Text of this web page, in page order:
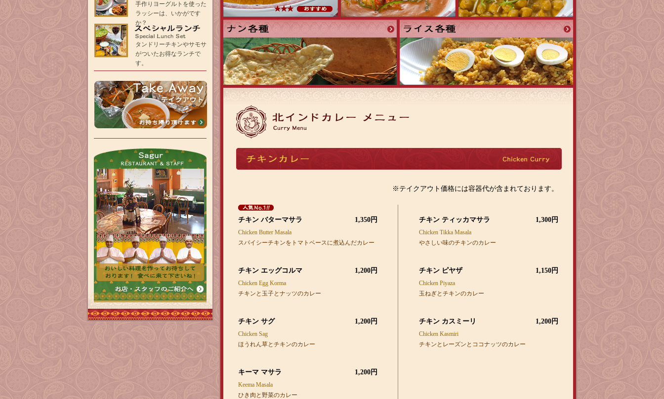
ド
カ
ル
カ
ー
ナ
ン
ラ
イ
ス
カ
レ
※テイクアウト価格には容器代が含まれております。
チキン バターマサラ 1,350円
Chicken Butter Masala
スパイシーチキンをトマトベースに煮込んだカレー
チキン ティッカマサラ 1,300円
Chicken Tikka Masala
やさしい味のチキンのカレー
チキン エッグコルマ 1,200円
Chicken Egg Korma
チキンと玉子とナッツのカレー
チキン ピヤザ 1,150円
Chicken Piyaza
玉ねぎとチキンのカレー
チキン サグ 1,200円
Chicken Sag
ほうれん草とチキンのカレー
チキン カスミーリ 1,200円
Chicken Kasmiri
チキンとレーズンとココナッツのカレー
キーマ マサラ 1,200円
Keema Masala
ひき肉と野菜のカレー
ラ
ン
チ
セ
ッ
ト
各
種
手作りヨーグルトを使った
ラッシーは、いかがです
か？
ス
ペ
シ
ャ
ル
ラ
ン
チ
セ
ッ
ト
タンドリーチキンやサモサ
がついたお得なランチで
す。
ウ